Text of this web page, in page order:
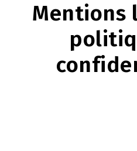
Mentions